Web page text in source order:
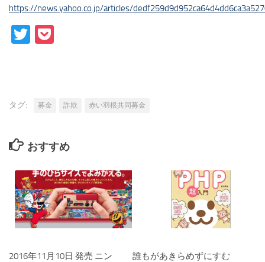
https://news.yahoo.co.jp/articles/
Twitter
タグ: 募金 詐欺 赤い羽根共同募金
おすすめ
2016年11月10日 発売 ニン
誰もがあきらめずにすむ